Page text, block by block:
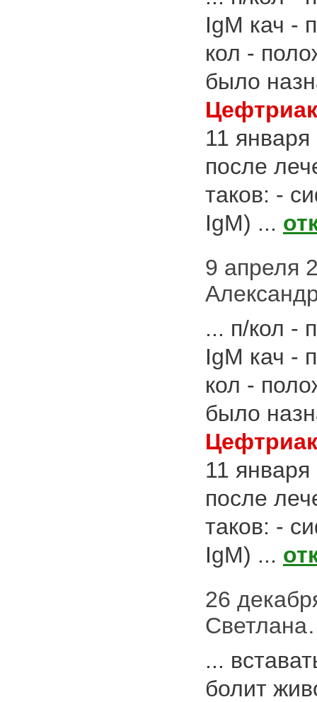
IgM кач -
кол -
было
11
после
таков: -
IgM) ...
9 апреля
... п/кол -
IgM кач -
кол -
было
11
после
таков: -
IgM) ...
26
...
болит